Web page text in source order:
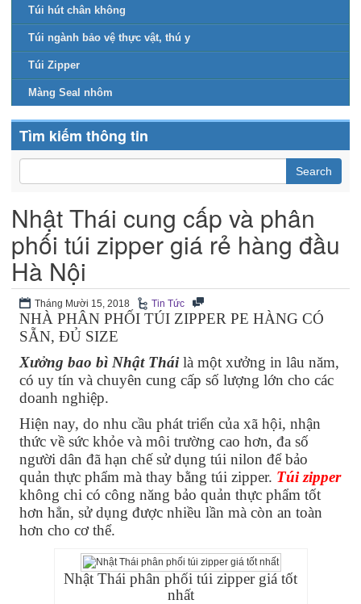
Túi hút chân không
Túi ngành bảo vệ thực vật, thú y
Túi Zipper
Màng Seal nhôm
Tìm kiếm thông tin
Nhật Thái cung cấp và phân
phối túi zipper giá rẻ hàng đầu
Hà Nội
Tháng Mười 15, 2018 Tin Tức
NHÀ PHÂN PHỐI TÚI ZIPPER PE HÀNG CÓ
SẴN, ĐỦ SIZE
Xưởng bao bì Nhật Tháilà một xưởng in lâu năm,
có uy tín và chuyên cung cấp số lượng lớn cho các
doanh nghiệp.
Hiện nay, do nhu cầu phát triển của xã hội, nhận
thức về sức khỏe và môi trường cao hơn, đa số
người dân đã hạn chế sử dụng túi nilon để bảo
quản thực phẩm mà thay bằng túi zipper. Túi zipper
không chi có công năng bảo quản thực phẩm tốt
hơn hẳn, sử dụng được nhiều lần mà còn an toàn
hơn cho cơ thể.
Nhật Thái phân phối túi zipper giá tốt
nhất